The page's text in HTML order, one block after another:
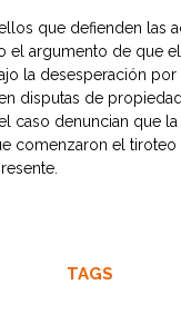
que defienden las
el argumento de que
la desesperación por
disputas de
caso denuncian que
comenzaron el
TAGS